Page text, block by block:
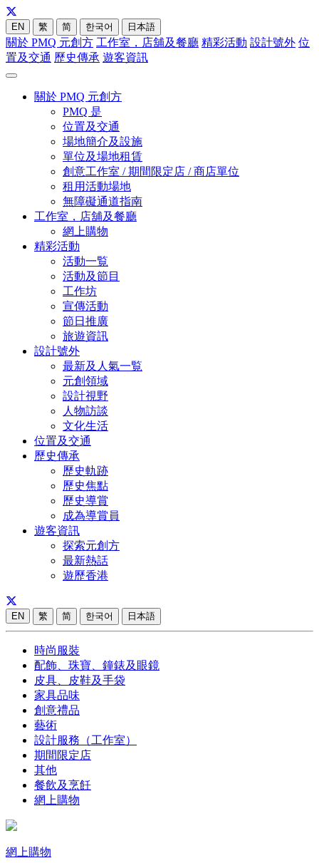
EN 繁 简 한국어 日本語
關於 PMQ 元創方 工作室，店舖及餐廳 精彩活動 設計號外 位
置及交通 歷史傳承 遊客資訊
關於 PMQ 元創方
PMQ 是
位置及交通
場地簡介及設施
單位及場地租賃
創意工作室 / 期間限定店 / 商店單位
租用活動場地
無障礙通道指南
工作室，店舖及餐廳
網上購物
精彩活動
活動一覧
活動及節目
工作坊
宣傳活動
節日推廣
旅遊資訊
設計號外
最新及人氣一覧
元創領域
設計視野
人物訪談
文化生活
位置及交通
歷史傳承
歷史軌跡
歷史焦點
歷史導賞
成為導賞員
遊客資訊
探索元創方
最新熱話
遊歷香港
EN 繁 简 한국어 日本語
時尚服裝
配飾、珠寶、鐘錶及眼鏡
皮具、皮鞋及手袋
家具品味
創意禮品
藝術
設計服務（工作室）
期間限定店
其他
餐飲及烹飪
網上購物
網上購物